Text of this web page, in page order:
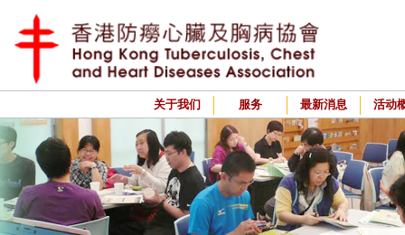
关于我们 服务 最新消息 活动